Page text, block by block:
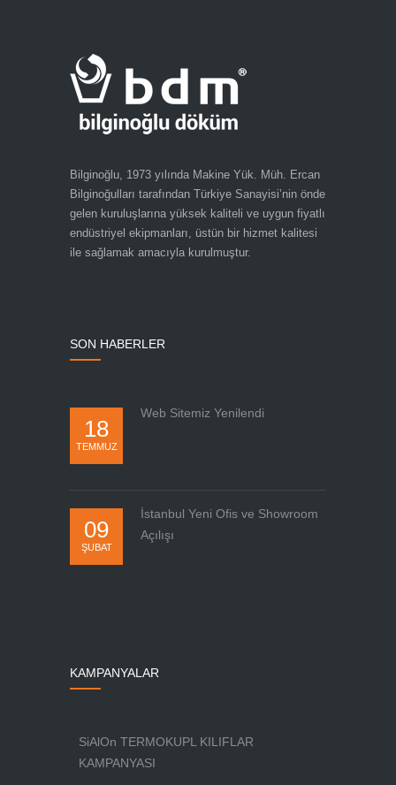
Bilginoğlu, 1973 yılında Makine Yük. Müh. Ercan
Bilginoğulları tarafından Türkiye Sanayisi’nin önde
gelen kuruluşlarına yüksek kaliteli ve uygun fiyatlı
endüstriyel ekipmanları, üstün bir hizmet kalitesi
ile sağlamak amacıyla kurulmuştur.
SON HABERLER
18
TEMMUZ
Web Sitemiz Yenilendi
09
ŞUBAT
İstanbul Yeni Ofis ve Showroom
Açılışı
KAMPANYALAR
SiAlOn TERMOKUPL KILIFLAR
KAMPANYASI